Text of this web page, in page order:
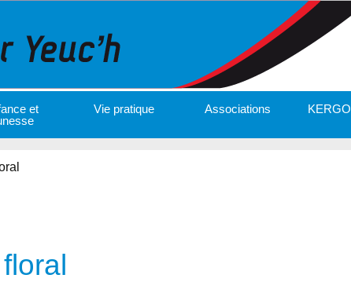
et
Vie pratique Associations KERGO